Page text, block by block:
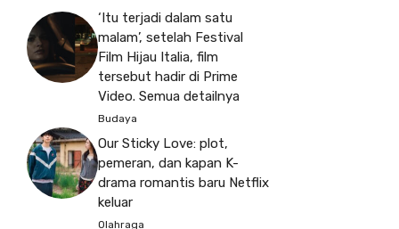
‘Itu terjadi dalam satu
malam’, setelah Festival
Film Hijau Italia, film
tersebut hadir di Prime
Video. Semua detailnya
Budaya
Our Sticky Love: plot,
pemeran, dan kapan K-
drama romantis baru Netflix
keluar
Olahraga